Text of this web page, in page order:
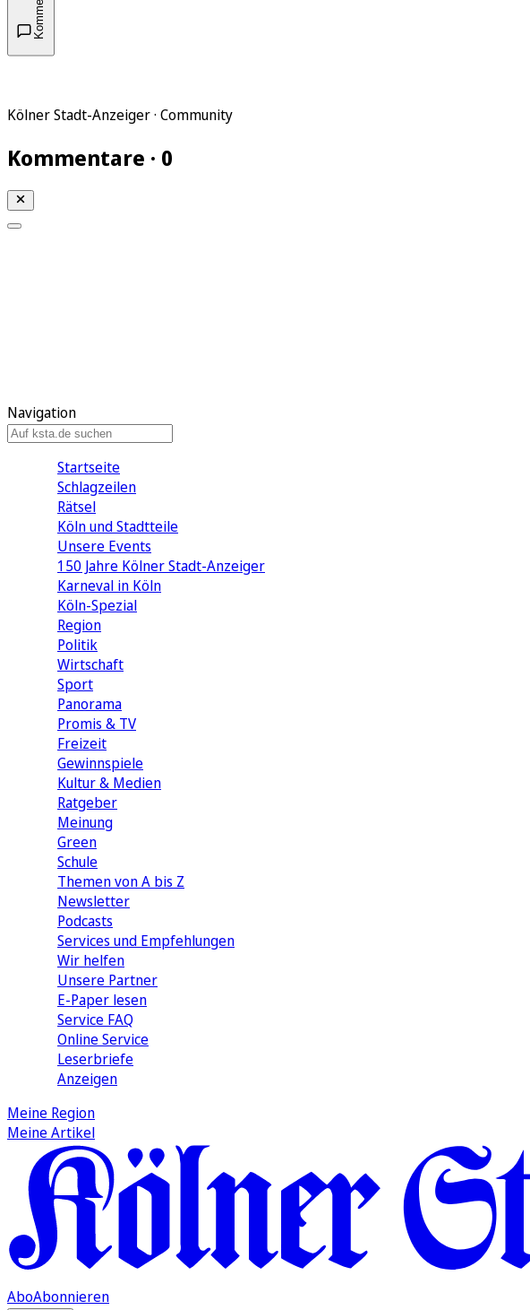
Kölner Stadt-Anzeiger · Community
Kommentare · 0
Navigation
Startseite
Schlagzeilen
Rätsel
Köln und Stadtteile
Unsere Events
150 Jahre Kölner Stadt-Anzeiger
Karneval in Köln
Köln-Spezial
Region
Politik
Wirtschaft
Sport
Panorama
Promis & TV
Freizeit
Gewinnspiele
Kultur & Medien
Ratgeber
Meinung
Green
Schule
Themen von A bis Z
Newsletter
Podcasts
Services und Empfehlungen
Wir helfen
Unsere Partner
E-Paper lesen
Service FAQ
Online Service
Leserbriefe
Anzeigen
Meine Region
Meine Artikel
AboAbonnieren